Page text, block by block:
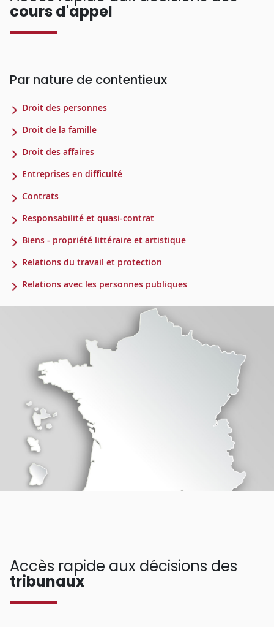
cours d'appel
Par nature de contentieux
Droit des personnes
Droit de la famille
Droit des affaires
Entreprises en difficulté
Contrats
Responsabilité et quasi-contrat
Biens - propriété littéraire et artistique
Relations du travail et protection
Relations avec les personnes publiques
Accès rapide aux décisions des
tribunaux